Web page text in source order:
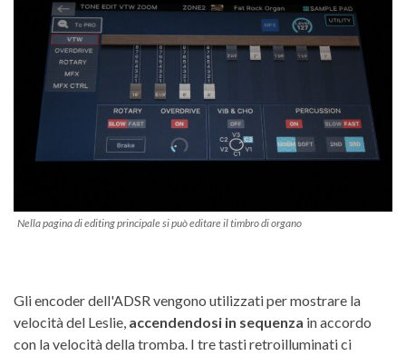
Nella pagina di editing principale si può editare il timbro di organo
Gli encoder dell'ADSR vengono utilizzati per mostrare la
velocità del Leslie, accendendosi in sequenza in accordo
con la velocità della tromba. I tre tasti retroilluminati ci